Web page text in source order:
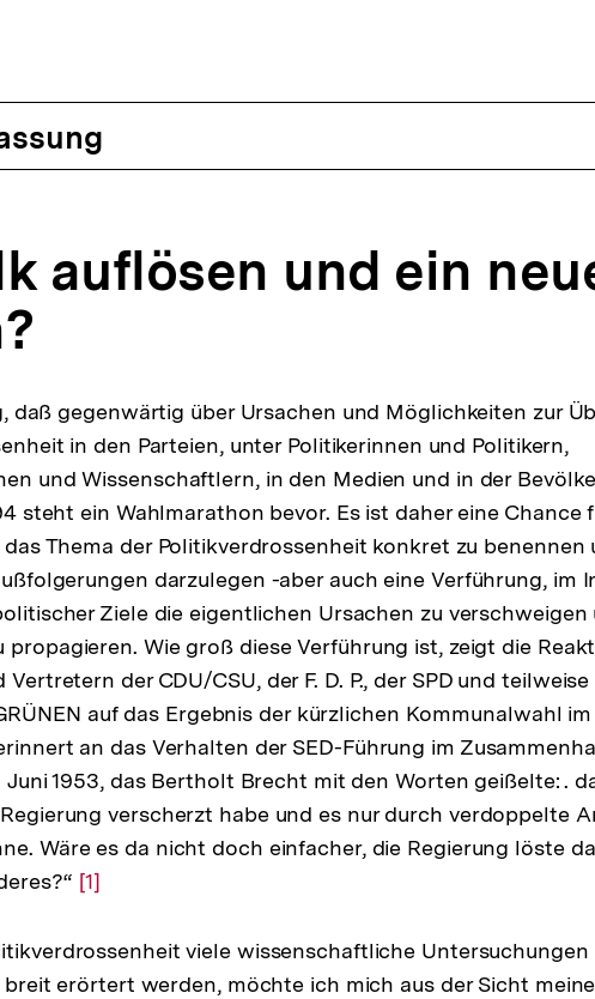
auflösen und ein
daß gegenwärtig über Ursachen und Möglichkeiten zur
in den Parteien, unter Politikerinnen und Politikern,
und Wissenschaftlern, in den Medien und in der
steht ein Wahlmarathon bevor. Es ist daher eine Chance
Thema der Politikverdrossenheit konkret zu benennen
darzulegen -aber auch eine Verführung, im
Ziele die eigentlichen Ursachen zu verschweigen
propagieren. Wie groß diese Verführung ist, zeigt die
der CDU/CSU, der F. D. P., der SPD und
auf das Ergebnis der kürzlichen Kommunalwahl
an das Verhalten der SED-Führung im
Juni 1953, das Bertholt Brecht mit den Worten geißelte: .
verscherzt habe und es nur durch verdoppelte
Wäre es da nicht doch einfacher, die Regierung löste
Zur
der
Fußnote
[1]
viele wissenschaftliche Untersuchungen
erörtert werden, möchte ich mich aus der Sicht